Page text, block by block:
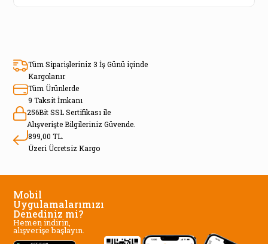
Tüm Siparişleriniz 3 İş Günü içinde
Kargolanır
Tüm Ürünlerde
9 Taksit İmkanı
256Bit SSL Sertifikası ile
Alışverişte Bilgileriniz Güvende.
899,00 TL.
Üzeri Ücretsiz Kargo
Mobil
Uygulamalarımızı
Denediniz mi?
Hemen indirin,
alışverişe başlayın.